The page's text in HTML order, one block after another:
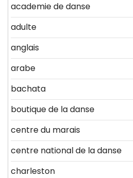
academie de danse
adulte
anglais
arabe
bachata
boutique de la danse
centre du marais
centre national de la danse
charleston